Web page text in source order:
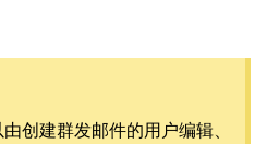
创建群发邮件的用户编辑、